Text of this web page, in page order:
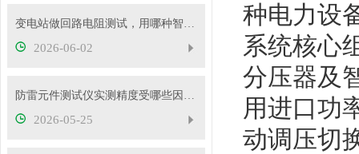
变电站做回路电阻测试，用哪种智能测试仪更靠谱？
2026-06-02
防雷元件测试仪实测精度受哪些因素影响？如何判断仪器好坏？
2026-05-25
种电力设
系统核心
分压器及
用进口功
动调压切